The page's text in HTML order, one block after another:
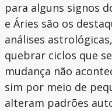
para alguns signos
e Áries são os
análises
quebrar ciclos que
mudança não
sim por meio de
alteram padrões